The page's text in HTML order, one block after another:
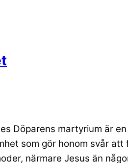
Döparens martyrium är
som gör honom svår
närmare Jesus än